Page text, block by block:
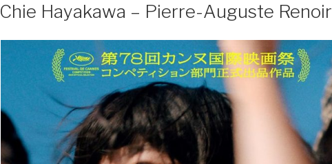
Chie Hayakawa – Pierre-Auguste Renoir